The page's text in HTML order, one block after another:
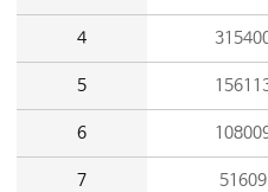
4
5
6
7 51609